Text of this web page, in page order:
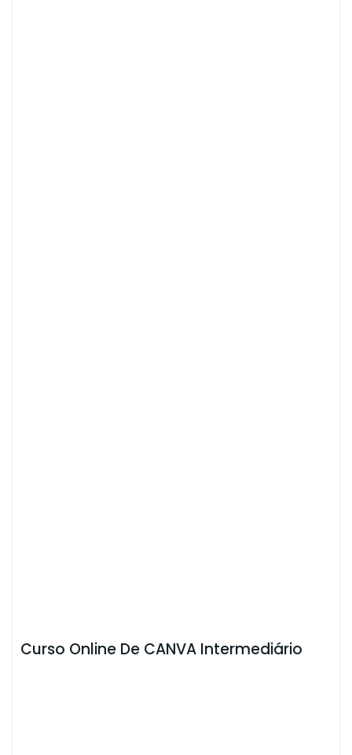
Curso Online De CANVA Intermediário